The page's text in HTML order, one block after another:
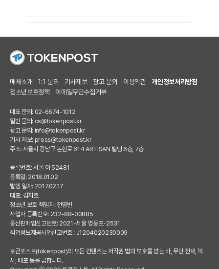
매체소개 1:1 문의 기사제보 광고 문의 이용약관
개인정보처리방침
청소년보호정책
이메일무단수집거부
대표 문의: 02-6674-1012
일반 문의: cs@tokenpost.kr
광고 문의: info@tokenpost.kr
기사 제보: press@tokenpost.kr
주소: 서울시 강남구 논현로 614 ARTISAN 빌딩 6층, 7층
등록번호: 서울 아 52481
등록일: 2018.01.02
발행 일자: 2017.02.17
대표: 김지호
청소년 보호 책임자: 전영빈
사업자 등록번호: 232-88-00885
통신판매업신고번호: 2021-서울 영등포-2531
직업정보제공사업신고번호 : J1204020230009
토큰포스트(tokenpost)의 모든 컨텐츠는 저작권 법의 보호를 받는 바, 무단 전재, 복
사, 배포 등을 금합니다.